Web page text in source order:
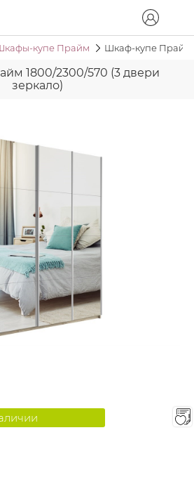
купе Прайм Шкаф-купе Прайм
1800/2300/570 (3 двери
зеркало)